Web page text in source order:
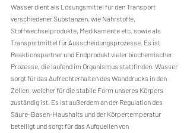
Wasser dient als Lösungsmittel für den Transport
verschiedener Substanzen, wie Nährstoffe,
Stoffwechselprodukte, Medikamente etc. sowie als
Transportmittel für Ausscheidungsprozesse. Es ist
Reaktionspartner und Endprodukt vieler biochemischer
Prozesse, die laufend im Organismus stattfinden. Wasser
sorgt für das Aufrechterhalten des Wanddrucks in den
Zellen, welcher für die stabile Form unseres Körpers
zuständig ist. Es ist außerdem an der Regulation des
Säure-Basen-Haushalts und der Körpertemperatur
beteiligt und sorgt für das Aufquellen von